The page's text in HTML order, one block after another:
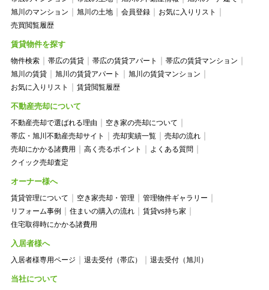
旭川のマンション
旭川の土地 会員登録
お気に入りリスト
売買閲覧履歴
賃貸物件を探す
物件検索 帯広の賃貸 帯広の賃貸アパート
帯広の賃貸マンション
旭川の賃貸
旭川の賃貸アパート
旭川の賃貸マンション
お気に入りリスト
賃貸閲覧履歴
不動産売却について
不動産売却で選ばれる理由
空き家の売却について
帯広・旭川不動産売却サイト
売却実績一覧
売却の流れ
売却にかかる諸費用
高く売るポイント
よくある質問
クイック売却査定
オーナー様へ
賃貸管理について 空き家売却・管理
管理物件ギャラリー
リフォーム事例
住まいの購入の流れ
賃貸vs持ち家
住宅取得時にかかる諸費用
入居者様へ
入居者様専用ページ 退去受付（帯広） 退去受付（旭川）
当社について